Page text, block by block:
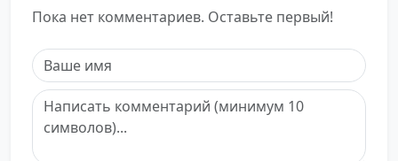
Пока нет комментариев. Оставьте первый!